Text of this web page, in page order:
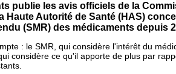
publie les avis officiels de la
Haute Autorité de Santé (HAS)
(SMR) des médicaments depuis
: le SMR, qui considère l'intérêt du
considère ce qu'il apporte de plus par